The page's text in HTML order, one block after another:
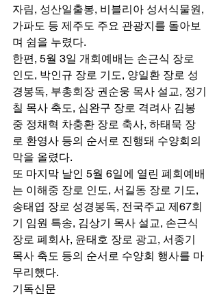
자림, 성산일출봉, 비블리아 성서식물원,
가파도 등 제주도 주요 관광지를 돌아보
며 쉼을 누렸다.
한편, 5월 3일 개회예배는 손근식 장로
인도, 박인규 장로 기도, 양일환 장로 성
경봉독, 부총회장 권순웅 목사 설교, 정기
칠 목사 축도, 심완구 장로 격려사 김봉
중 정채혁 차충환 장로 축사, 하태묵 장
로 환영사 등의 순서로 진행돼 수양회의
막을 올렸다.
또 마지막 날인 5월 6일에 열린 폐회예배
는 이해중 장로 인도, 서길동 장로 기도,
송태엽 장로 성경봉독, 전국주교 제67회
기 임원 특송, 김상기 목사 설교, 손근식
장로 폐회사, 윤태호 장로 광고, 서종기
목사 축도 등의 순서로 수양회 행사를 마
무리했다.
기독신문